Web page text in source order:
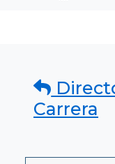
Carrera